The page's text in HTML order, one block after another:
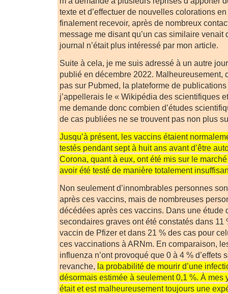
texte et d’effectuer de nouvelles colorations
finalement recevoir, après de nombreux
message me disant qu’un cas similaire venait
journal n’était plus intéressé par mon article.
Suite à cela, je me suis adressé à un autre
publié en décembre 2022. Malheureusement,
pas sur Pubmed, la plateforme de
j’appellerais le « Wikipédia des scientifiques
me demande donc combien d’études
de cas publiées ne se trouvent pas non plus
Jusqu’à présent, les vaccins étaient
testés pendant sept à huit ans avant d’être
Corona, quant à eux, ont été mis sur le
avoir été testé de manière totalement
Non seulement d’innombrables personnes
après ces vaccins, mais de nombreuses
décédées après ces vaccins. Dans une étude
secondaires graves ont été constatés dans 11
vaccin de Pfizer et dans 21 % des cas pour
ces vaccinations à ARNm. En comparaison,
influenza n’ont provoqué que 0 à 4 % d’effets
revanche, la probabilité de mourir d’une
désormais estimée à seulement 0,1 %. À mes
était et est malheureusement toujours une